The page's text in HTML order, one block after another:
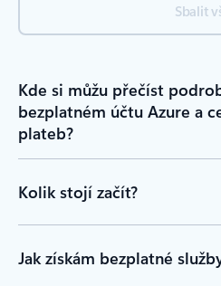
Sbalit
Kde si můžu přečíst
bezplatném účtu Azure a
plateb?
Kolik stojí začít?
Jak získám bezplatné